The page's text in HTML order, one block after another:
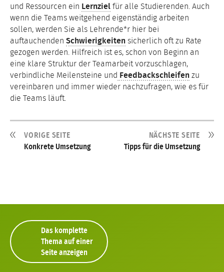
und Ressourcen ein Lernziel für alle Studierenden. Auch
wenn die Teams weitgehend eigenständig arbeiten
sollen, werden Sie als Lehrende*r hier bei
auftauchenden Schwierigkeiten sicherlich oft zu Rate
gezogen werden. Hilfreich ist es, schon von Beginn an
eine klare Struktur der Teamarbeit vorzuschlagen,
verbindliche Meilensteine und Feedbackschleifen zu
vereinbaren und immer wieder nachzufragen, wie es für
die Teams läuft.
VORIGE SEITE
Konkrete Umsetzung
NÄCHSTE SEITE
Tipps für die Umsetzung
Das komplette
Thema auf einer
Seite anzeigen